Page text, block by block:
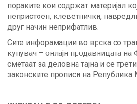
пораките кои содржат материјал
непристоен, клеветнички,
друг начин неприфатлив.
Сите инфорамации во врска со
купувач – онлајн продавницата на
сметаат за деловна тајна и се
законските прописи на Република